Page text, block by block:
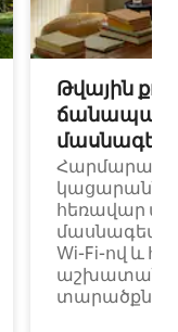
Թվային
հեռավար
Wi-Fi-ով և